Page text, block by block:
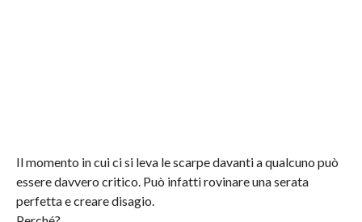
Il momento in cui ci si leva le scarpe davanti a qualcuno può
essere davvero critico. Può infatti rovinare una serata
perfetta e creare disagio.